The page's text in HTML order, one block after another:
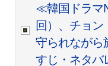
≪韓国ドラマ
回）、チョ
守られながら
すじ・ネタバ